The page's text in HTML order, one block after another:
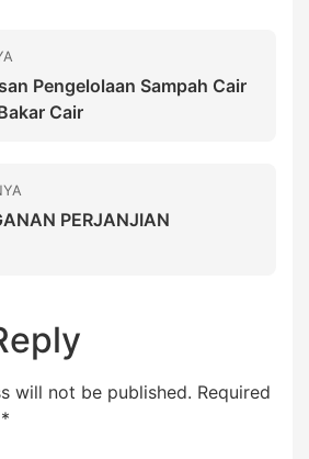
Pengelolaan Sampah Cair
Cair
PERJANJIAN
will not be published. Required
*